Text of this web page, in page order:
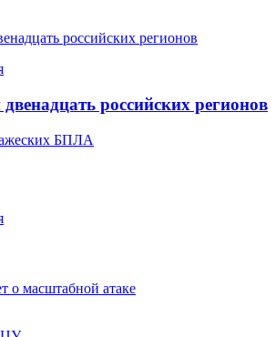
российских регионов
БПЛА
о масштабной атаке